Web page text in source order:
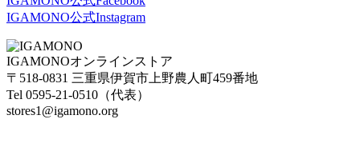
IGAMONO公式Instagram
IGAMONOオンラインストア
〒 518-0831 三重県伊賀市上野農人町459番地
Tel 0595-21-0510 （代表）
stores1@igamono.org